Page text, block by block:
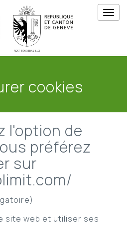
M
u
cookies
l'option de
préférez
sur
site web et utiliser ses